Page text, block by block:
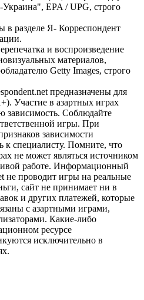
EPA / UPG, строго
в разделе Я- Корреспондент
и воспроизведение
материалов,
Getty Images, строго
предназначены для
Участие в азартных играх
зависимость. Соблюдайте
игры. При
зависимости
к специалисту. Помните, что
не может являться источником
работе. Информационный
не проводит игры на реальные
сайт не принимает ни в
и других платежей, которые
с азартными играми,
Какие-либо
ресурсе
исключительно в